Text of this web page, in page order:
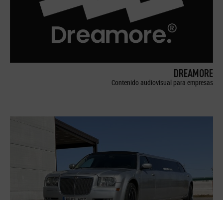
DREAMORE
Contenido audiovisual para empresas